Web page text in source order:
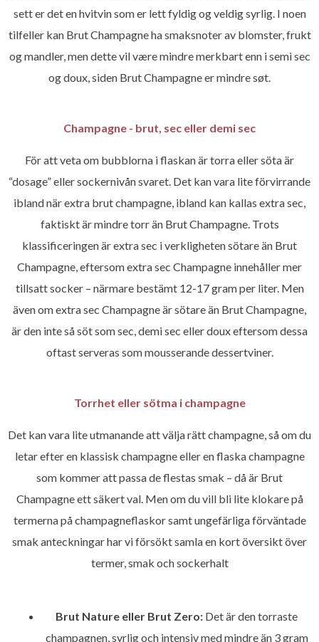
sett er det en hvitvin som er lett fyldig og veldig syrlig. I noen
tilfeller kan Brut Champagne ha smaksnoter av blomster, frukt
og mandler, men dette vil være mindre merkbart enn i semi sec
og doux, siden Brut Champagne er mindre søt.
Champagne - brut, sec eller demi sec
För att veta om bubblorna i flaskan är torra eller söta är
“dosage” eller sockernivån svaret. Det kan vara lite förvirrande
ibland när extra brut champagne, ibland kan kallas extra sec,
faktiskt är mindre torr än Brut Champagne. Trots
klassificeringen är extra sec i verkligheten sötare än Brut
Champagne, eftersom extra sec Champagne innehåller mer
tillsatt socker – närmare bestämt 12-17 gram per liter. Men
även om extra sec Champagne är sötare än Brut Champagne,
är den inte så söt som sec, demi sec eller doux eftersom dessa
oftast serveras som mousserande dessertviner.
Torrhet eller sötma i champagne
Det kan vara lite utmanande att välja rätt champagne, så om du
letar efter en klassisk champagne eller en flaska champagne
som kommer att passa de flestas smak – då är Brut
Champagne ett säkert val. Men om du vill bli lite klokare på
termerna på champagneflaskor samt ungefärliga förväntade
smak anteckningar har vi försökt samla en kort översikt över
termer, smak och sockerhalt
Brut Nature eller Brut Zero: Det är den torraste
champagnen, syrlig och intensiv med mindre än 3 gram